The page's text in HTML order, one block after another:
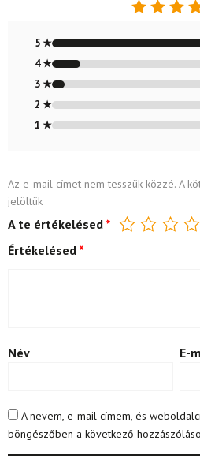
4.79/
5 ★
4 ★
3 ★
2 ★
1 ★
Az e-mail címet nem tesszük közzé. A
jelöltük
A te értékelésed *
Értékelésed *
Név E-
A nevem, e-mail címem, és
böngészőben a következő